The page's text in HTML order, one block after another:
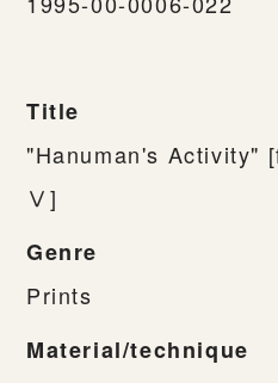
Title
"Hanuman's Activity"
Ⅴ]
Genre
Prints
Material/technique